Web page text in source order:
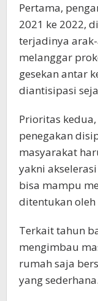
Pertama,
2021 ke 2022,
terjadinya
melanggar
gesekan antar
diantisipasi
Prioritas
penegakan
masyarakat
yakni
bisa mampu
ditentukan oleh
Terkait tahun
mengimbau
rumah saja
yang sederhana.